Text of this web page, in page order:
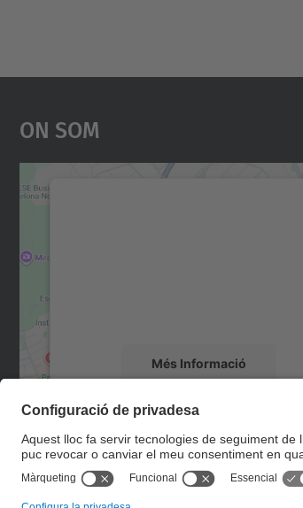
On Som
Més Informació
Accepta
powered byUsercentrics Consent
Management Platform